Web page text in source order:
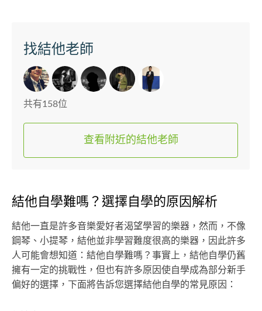
找結他老師
共有158位
查看附近的結他老師
結他自學難嗎？選擇自學的原因解析
結他一直是許多音樂愛好者渴望學習的樂器，然而，不像
鋼琴、小提琴，結他並非學習難度很高的樂器，因此許多
人可能會想知道：結他自學難嗎？事實上，結他自學仍舊
擁有一定的挑戰性，但也有許多原因使自學成為部分新手
偏好的選擇，下面將告訴您選擇結他自學的常見原因：